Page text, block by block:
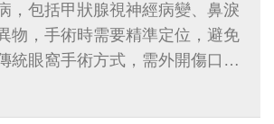
，包括甲狀腺視神經病變、鼻淚
物，手術時需要精準定位，避免
統眼窩手術方式，需外開傷口在